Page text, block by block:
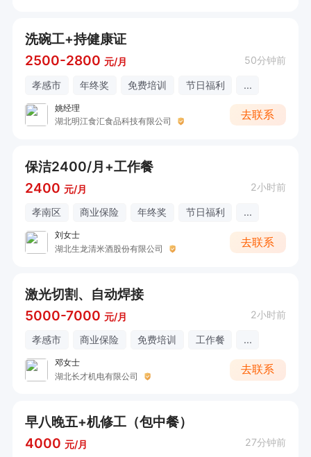
洗碗工+持健康证
2500-2800 元/月 50分钟前
孝感市 年终奖 免费培训 节日福利 ...
姚经理
湖北明江食汇食品科技有限公司
去联系
保洁2400/月+工作餐
2400 元/月 2小时前
孝南区 商业保险 年终奖 节日福利 ...
刘女士
湖北生龙清米酒股份有限公司
去联系
激光切割、自动焊接
5000-7000 元/月 2小时前
孝感市 商业保险 免费培训 工作餐 ...
邓女士
湖北长才机电有限公司
去联系
早八晚五+机修工（包中餐）
4000 元/月 27分钟前